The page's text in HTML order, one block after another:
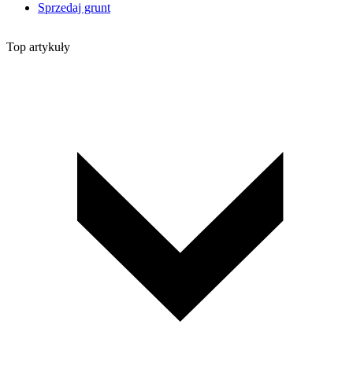
Sprzedaj grunt
Top artykuły